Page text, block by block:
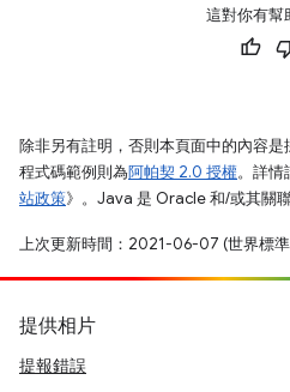
這對你有幫
除非另有註明，否則本頁面中的內容是
程式碼範例則為阿帕契 2.0 授權。詳情
站政策》。Java 是 Oracle 和/或其關
上次更新時間：2021-06-07 (世界標準
提供相片
提報錯誤